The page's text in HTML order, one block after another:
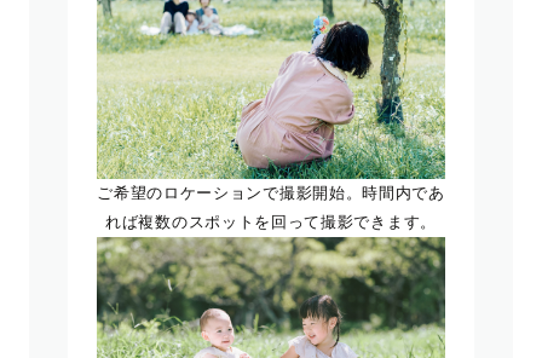
ご希望のロケーションで撮影開始。時間内であ
れば複数のスポットを回って撮影できます。